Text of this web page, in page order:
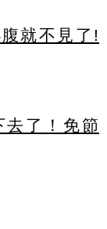
就不見了!
了！免節